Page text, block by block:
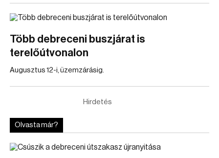
Több debreceni buszjárat is
terelőútvonalon
Augusztus 12-i, üzemzárásig.
Hirdetés
Olvasta már?